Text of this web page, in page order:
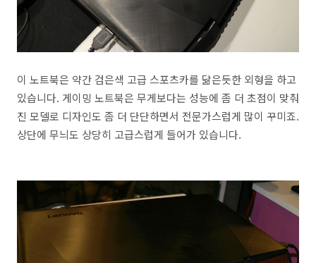
이 노트북은 약간 검은색 고급 스포츠카를 닮은듯한 외형을 하고
있습니다. 게이밍 노트북은 무게보다는 성능에 좀 더 초점이 맞춰
진 모델로 디자인도 좀 더 단단하면서 전문가스럽게 많이 꾸미죠.
상단에 무늬도 상당히 고급스럽게 들어가 있습니다.